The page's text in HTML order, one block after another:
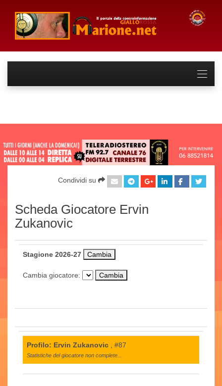
Condividi su
Scheda Giocatore Ervin
Zukanovic
Stagione 2026-27
Cambia giocatore:
Profilo: Ervin Zukanovic , #87
Statistiche del giocatore non complete...